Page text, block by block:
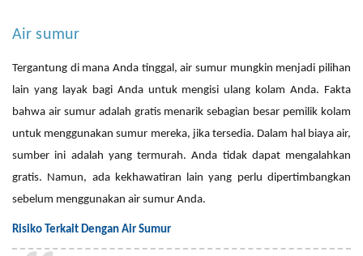
Air sumur
Tergantung di mana Anda tinggal, air sumur mungkin menjadi pilihan
lain yang layak bagi Anda untuk mengisi ulang kolam Anda. Fakta
bahwa air sumur adalah gratis menarik sebagian besar pemilik kolam
untuk menggunakan sumur mereka, jika tersedia. Dalam hal biaya air,
sumber ini adalah yang termurah. Anda tidak dapat mengalahkan
gratis. Namun, ada kekhawatiran lain yang perlu dipertimbangkan
sebelum menggunakan air sumur Anda.
Risiko Terkait Dengan Air Sumur